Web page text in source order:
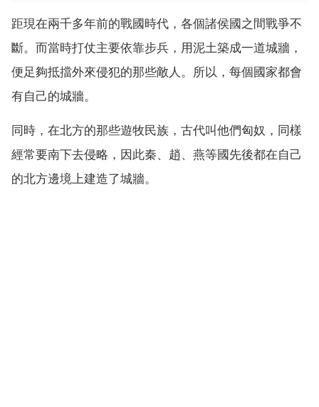
距現在兩千多年前的戰國時代，各個諸侯國之間戰爭不
斷。而當時打仗主要依靠步兵，用泥土築成一道城牆，
便足夠抵擋外來侵犯的那些敵人。所以，每個國家都會
有自己的城牆。
同時，在北方的那些遊牧民族，古代叫他們匈奴，同樣
經常要南下去侵略，因此秦、趙、燕等國先後都在自己
的北方邊境上建造了城牆。